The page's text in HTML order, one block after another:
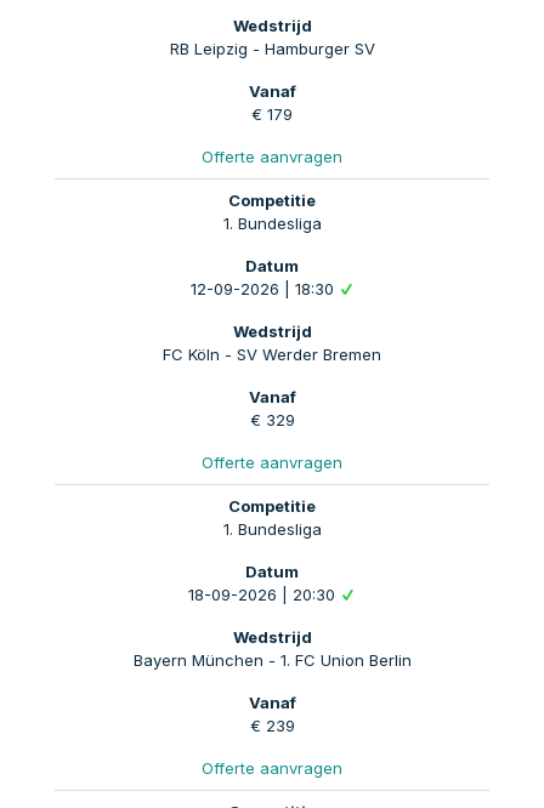
RB Leipzig - Hamburger SV
€ 179
Offerte aanvragen
1. Bundesliga
12-09-2026 | 18:30
FC Köln - SV Werder Bremen
€ 329
Offerte aanvragen
1. Bundesliga
18-09-2026 | 20:30
Bayern München - 1. FC Union Berlin
€ 239
Offerte aanvragen